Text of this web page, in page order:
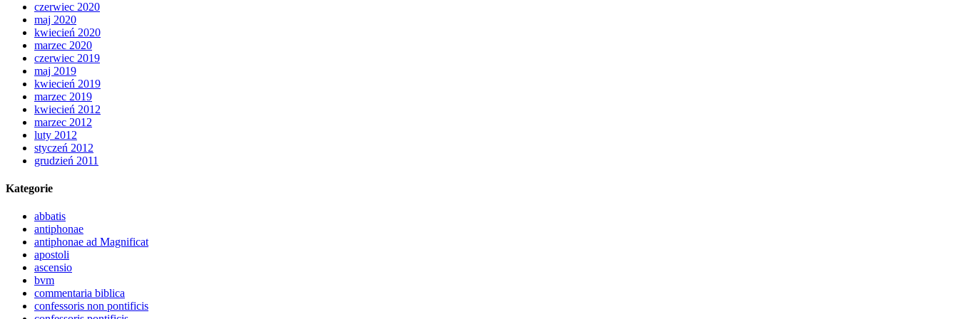
czerwiec 2020
maj 2020
kwiecień 2020
marzec 2020
czerwiec 2019
maj 2019
kwiecień 2019
marzec 2019
kwiecień 2012
marzec 2012
luty 2012
styczeń 2012
grudzień 2011
Kategorie
abbatis
antiphonae
antiphonae ad Magnificat
apostoli
ascensio
bvm
commentaria biblica
confessoris non pontificis